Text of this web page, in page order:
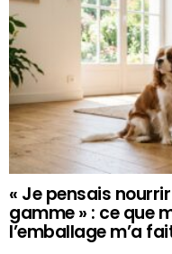
« Je pensais
gamme » : ce que
l’emballage m’a